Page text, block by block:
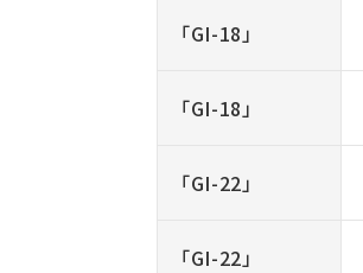
「GI-18」
「GI-18」
「GI-22」
「GI-22」